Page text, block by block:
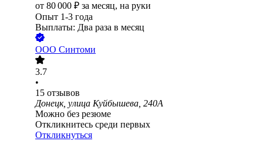
от 80 000 ₽ за месяц, на руки
Опыт 1-3 года
Выплаты: Два раза в месяц
ООО Синтоми
3.7
•
15 отзывов
Донецк, улица Куйбышева, 240А
Можно без резюме
Откликнитесь среди первых
Откликнуться